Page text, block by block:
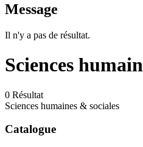
Message
Il n'y a pas de résultat.
Sciences
0 Résultat
Sciences humaines & sociales
Catalogue